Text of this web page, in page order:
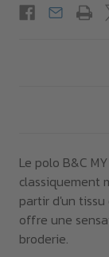
Le polo B&C
classiquement
partir d'un
offre une
broderie.